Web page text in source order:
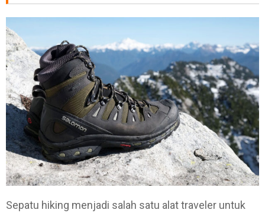
Sepatu hiking menjadi salah satu alat traveler untuk